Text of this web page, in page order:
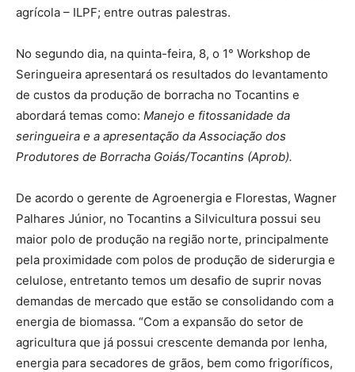
agrícola – ILPF; entre outras palestras.
No segundo dia, na quinta-feira, 8, o 1° Workshop de
Seringueira apresentará os resultados do levantamento
de custos da produção de borracha no Tocantins e
abordará temas como: Manejo e fitossanidade da
seringueira e a apresentação da Associação dos
Produtores de Borracha Goiás/Tocantins (Aprob).
De acordo o gerente de Agroenergia e Florestas, Wagner
Palhares Júnior, no Tocantins a Silvicultura possui seu
maior polo de produção na região norte, principalmente
pela proximidade com polos de produção de siderurgia e
celulose, entretanto temos um desafio de suprir novas
demandas de mercado que estão se consolidando com a
energia de biomassa. “Com a expansão do setor de
agricultura que já possui crescente demanda por lenha,
energia para secadores de grãos, bem como frigoríficos,